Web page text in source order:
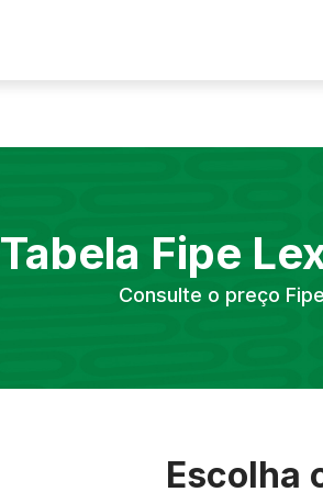
Tabela Fipe
Consulte o preço
Escolha